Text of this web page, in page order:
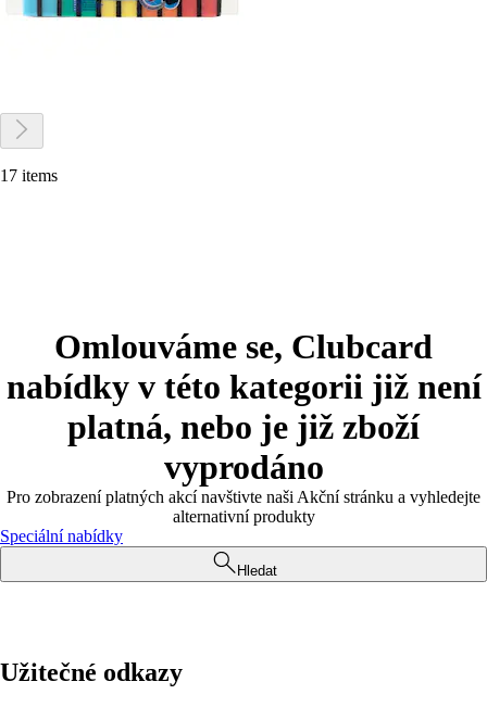
17 items
Omlouváme se, Clubcard
nabídky v této kategorii již není
platná, nebo je již zboží
vyprodáno
Pro zobrazení platných akcí navštivte naši Akční stránku a vyhledejte
alternativní produkty
Speciální nabídky
Hledat
Užitečné odkazy